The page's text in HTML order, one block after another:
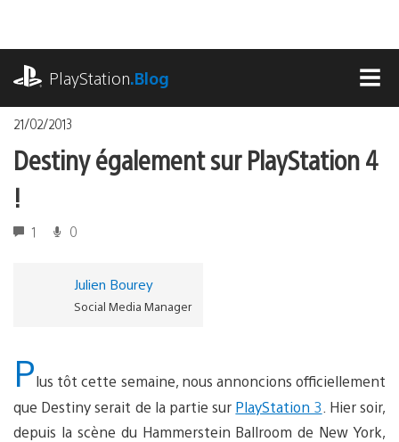
contenu
PlayStation.Blog
21/02/2013
Destiny également sur PlayStation 4
!
1 0
Julien Bourey
Social Media Manager
Plus tôt cette semaine, nous annoncions officiellement
que Destiny serait de la partie sur PlayStation 3 . Hier soir,
depuis la scène du Hammerstein Ballroom de New York,